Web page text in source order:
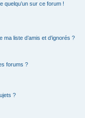
quelqu’un sur ce forum !
liste d’amis et d’ignorés ?
forums ?
?